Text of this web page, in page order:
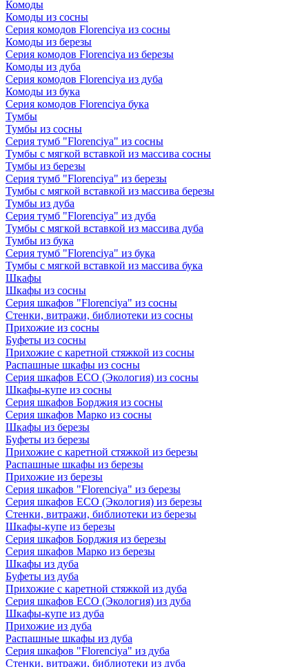
Комоды
Комоды из сосны
Серия комодов Florenciya из сосны
Комоды из березы
Серия комодов Florenciya из березы
Комоды из дуба
Серия комодов Florenciya из дуба
Комоды из бука
Серия комодов Florenciya бука
Тумбы
Тумбы из сосны
Серия тумб "Florenciya" из сосны
Тумбы с мягкой вставкой из массива сосны
Тумбы из березы
Серия тумб "Florenciya" из березы
Тумбы с мягкой вставкой из массива березы
Тумбы из дуба
Серия тумб "Florenciya" из дуба
Тумбы с мягкой вставкой из массива дуба
Тумбы из бука
Серия тумб "Florenciya" из бука
Тумбы с мягкой вставкой из массива бука
Шкафы
Шкафы из сосны
Серия шкафов "Florenciya" из сосны
Стенки, витражи, библиотеки из сосны
Прихожие из сосны
Буфеты из сосны
Прихожие с каретной стяжкой из сосны
Распашные шкафы из сосны
Серия шкафов ECO (Экология) из сосны
Шкафы-купе из сосны
Серия шкафов Борджия из сосны
Серия шкафов Марко из сосны
Шкафы из березы
Буфеты из березы
Прихожие с каретной стяжкой из березы
Распашные шкафы из березы
Прихожие из березы
Серия шкафов "Florenciya" из березы
Серия шкафов ECO (Экология) из березы
Стенки, витражи, библиотеки из березы
Шкафы-купе из березы
Серия шкафов Борджия из березы
Серия шкафов Марко из березы
Шкафы из дуба
Буфеты из дуба
Прихожие с каретной стяжкой из дуба
Серия шкафов ECO (Экология) из дуба
Шкафы-купе из дуба
Прихожие из дуба
Распашные шкафы из дуба
Серия шкафов "Florenciya" из дуба
Стенки, витражи, библиотеки из дуба